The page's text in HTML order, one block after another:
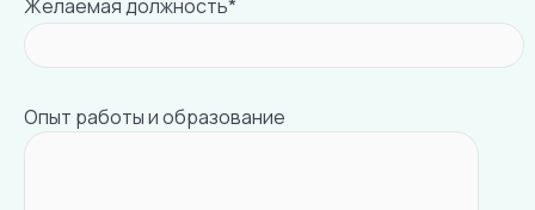
Желаемая должность*
Опыт работы и образование